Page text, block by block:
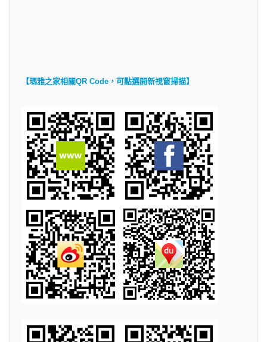
【瑪雅之家相關QR Code，可點選開新視窗掃描】